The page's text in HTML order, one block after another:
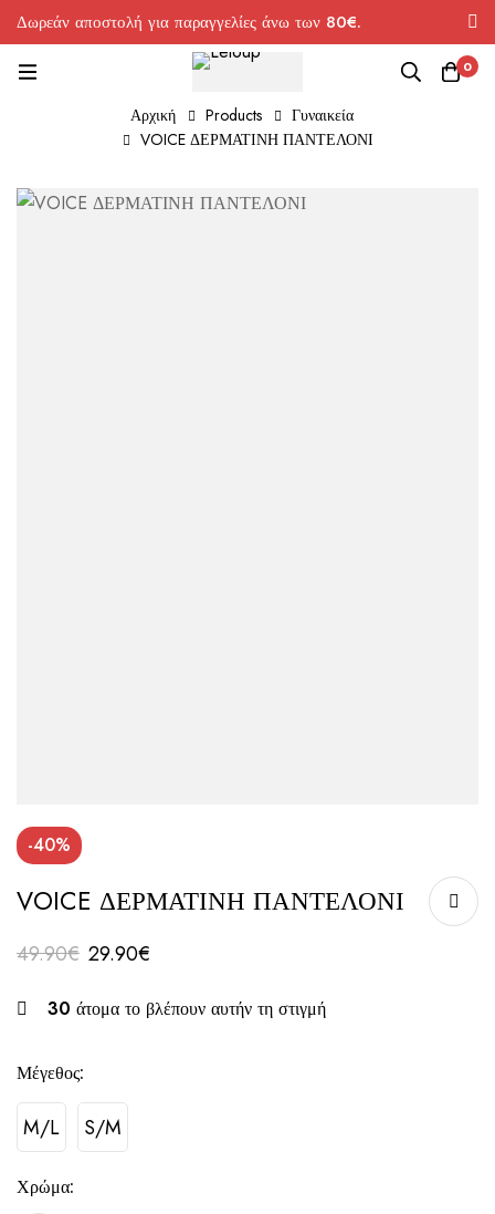
Δωρεάν αποστολή για παραγγελίες άνω των 80€.
0
Αρχική Products
Γυναικεία
VOICE ΔΕΡΜΑΤΙΝΗ ΠΑΝΤΕΛΟΝΙ
-40%
VOICE ΔΕΡΜΑΤΙΝΗ ΠΑΝΤΕΛΟΝΙ
49.90€ 29.90€
30 άτομα το βλέπουν αυτήν τη στιγμή
Μέγεθος:
M/L S/M
Χρώμα: